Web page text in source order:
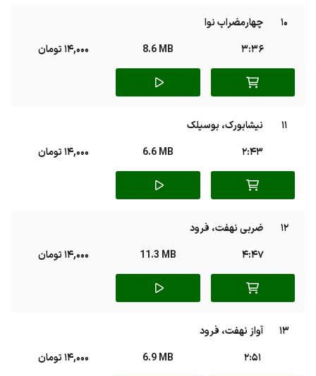
10
چهارمضراب نوا
3:36
8.6 MB 14,000 تومان
11
نیشابورک، بوسیلک
2:43
6.6 MB 14,000 تومان
12
ضربی نهفت، فرود
4:47
11.3 MB 14,000 تومان
13
آواز نهفت، فرود
2:51
6.9 MB 14,000 تومان